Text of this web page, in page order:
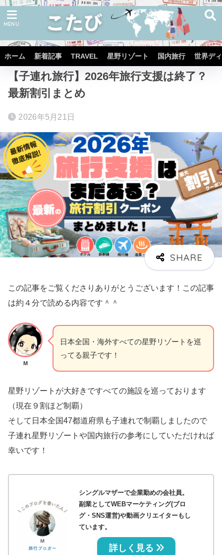
ホーム 新着記事 TRAVEL 星野リゾート 国内旅行 世界デ
ホーム TRAVEL
【子連れ旅行】2026年旅行支援は終了？
最新割引まとめ
2026年5月21日
この記事をご覧くださりありがとうございます！この記事
は約４分で読める内容です＾＾
M
日本全国・海外すべての星野リゾートを巡
ってる親子です！
星野リゾートが大好きですべての施設を巡っております
（現在９割ほど制覇）
そして日本全国47都道府県も子連れで制覇しましたので
子連れ星野リゾートや国内旅行の参考にしていただければ
幸いです！
シングルマザーで企業勤めの会社員。
副業としてWEBマーケティング(ブロ
グ・SNS運営)や動画クリエイターもし
ています。
詳しく見る